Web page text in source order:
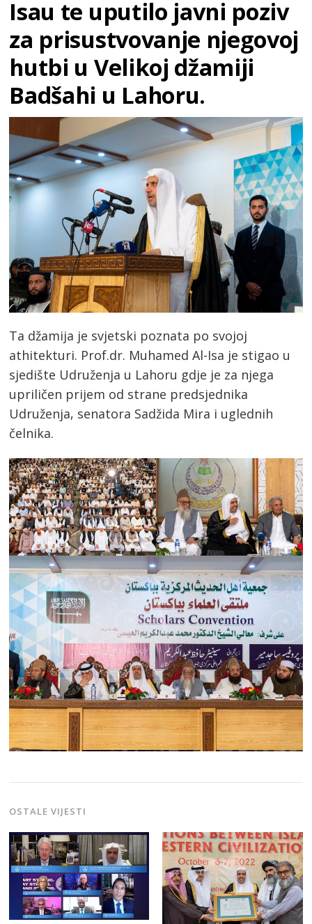
Isau te uputilo javni poziv
za prisustvovanje njegovoj
hutbi u Velikoj džamiji
Badšahi u Lahoru.
Ta džamija je svjetski poznata po svojoj
athitekturi. Prof.dr. Muhamed Al-Isa je stigao u
sjedište Udruženja u Lahoru gdje je za njega
upriličen prijem od strane predsjednika
Udruženja, senatora Sadžida Mira i uglednih
čelnika.
OSTALE VIJESTI